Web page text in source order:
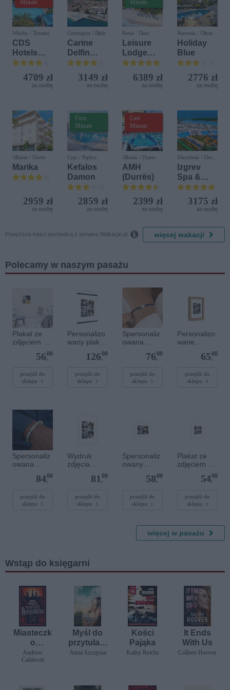
Minute
Włochy / Terrasini
CDS
Hotels
Terrasini
(ex. Citta
del Mare)
4709 zł
za osobę
Czarnogóra / Bijela
Carine
Delfin
Bijela (ex.
Iberostar
Bijela
3149 zł
za osobę
Minute
Kenia / Diani
Leisure
Lodge
Beach &
Golf
Resort by
Diamonds
6389 zł
za osobę
Rumunia / Olimp
Holiday
Blue
2776 zł
za osobę
Albania / Durres
Marika
2959 zł
za osobę
First
Minute
Cypr / Paphos
Kefalos
Damon
2859 zł
za osobę
Last
Minute
Albania / Durres
AMH
(Durrës)
2399 zł
za osobę
Macedonia / Elen
Kamen
Izgrev
Spa &
Aquapark
3175 zł
za osobę
Powyższe treści pochodzą z serwisu Wakacje.pl.  więcej wakacji
Polecamy w naszym pasażu
Plakat ze
zdjęciem 30
56,
00
przejdź do
sklepu
Personalizo
wany plakat
lakierowany
magnetyczn
126,
00
przejdź do
sklepu
Spersonaliz
owana
bransoletka
sznurkowa -
Srebrne
serce
76,
00
przejdź do
sklepu
Personalizo
wane
drewnianej
15 cm
65,
00
przejdź do
sklepu
Spersonaliz
owana
bransoletka
szlachetnym
i - Szary - M
84,
00
przejdź do
sklepu
Wydruk
zdjęcia
plakatu - 50
x 70 cm81 ,
00
przejdź do
sklepu
Spersonaliz
owany
plakat - 30 x
58,
00
przejdź do
sklepu
Plakat ze
zdjęciem 20
54,
00
przejdź do
sklepu
więcej w pasażu
Wstąp do księgarni
Miasteczk
o
Rotherwei
rd
Andrew
Caldecott
Myśl do
przytulani
a.
Anna Szczęsna
Kości
Pająka
Kathy Reichs
It Ends
With Us
Colleen Hoover